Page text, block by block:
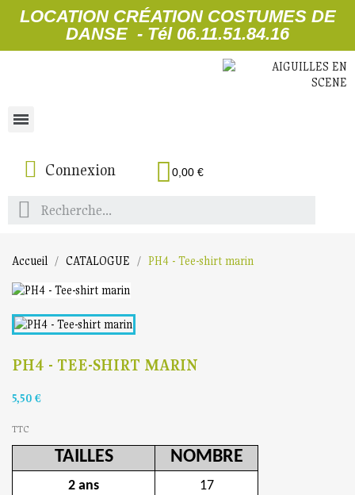
LOCATION CRÉATION COSTUMES DE
DANSE - Tél 06.11.51.84.16
Connexion 0,00 €
Accueil CATALOGUE PH4 - Tee-shirt marin
PH4 - TEE-SHIRT MARIN
5,50 €
TTC
TAILLES NOMBRE
2 ans 17